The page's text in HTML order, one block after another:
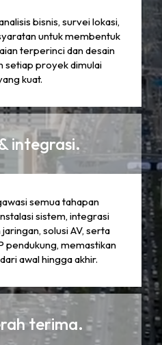
bisnis, survei lokasi,
untuk membentuk
terperinci dan desain
setiap proyek dimulai
kuat.
integrasi.
semua tahapan
sistem, integrasi
solusi AV, serta
pendukung, memastikan
awal hingga akhir.
terima.